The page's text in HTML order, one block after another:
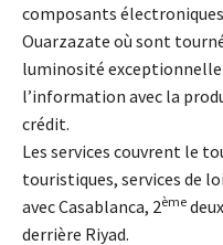
composants
Ouarzazate où sont
luminosité
l’information avec la
crédit.
Les services couvrent le
touristiques, services de
avec Casablanca, 2ème
derrière Riyad.